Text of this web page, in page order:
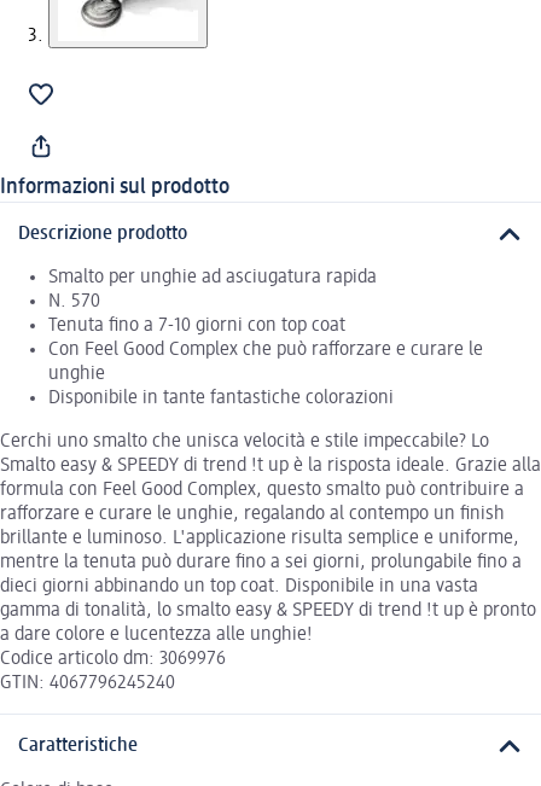
Informazioni sul prodotto
Descrizione prodotto
Smalto per unghie ad asciugatura rapida
N. 570
Tenuta fino a 7-10 giorni con top coat
Con Feel Good Complex che può rafforzare e curare le
unghie
Disponibile in tante fantastiche colorazioni
Cerchi uno smalto che unisca velocità e stile impeccabile? Lo
Smalto easy & SPEEDY di trend !t up è la risposta ideale. Grazie alla
formula con Feel Good Complex, questo smalto può contribuire a
rafforzare e curare le unghie, regalando al contempo un finish
brillante e luminoso. L'applicazione risulta semplice e uniforme,
mentre la tenuta può durare fino a sei giorni, prolungabile fino a
dieci giorni abbinando un top coat. Disponibile in una vasta
gamma di tonalità, lo smalto easy & SPEEDY di trend !t up è pronto
a dare colore e lucentezza alle unghie!
Codice articolo dm: 3069976
GTIN: 4067796245240
Caratteristiche